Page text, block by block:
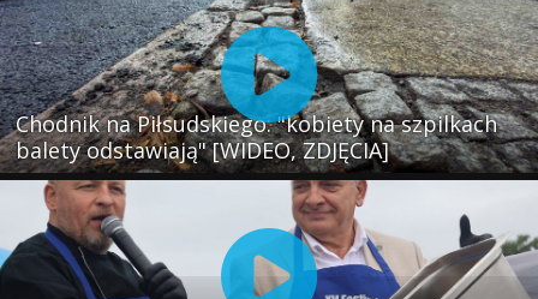
Chodnik na Piłsudskiego: "kobiety na szpilkach
balety odstawiają" [WIDEO, ZDJĘCIA]